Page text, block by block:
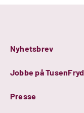
Nyhetsbrev
Jobbe på TusenFryd
Presse